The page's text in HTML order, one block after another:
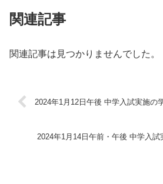
関連記事
関連記事は見つかりませんでした。
2024年1月12日午後 中学入試実施の
2024年1月14日午前・午後 中学入試